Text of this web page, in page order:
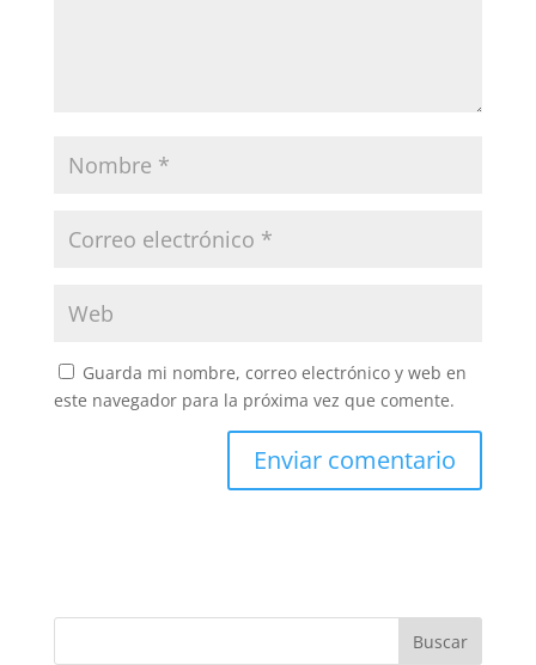
Guarda mi nombre, correo electrónico y web en
este navegador para la próxima vez que comente.